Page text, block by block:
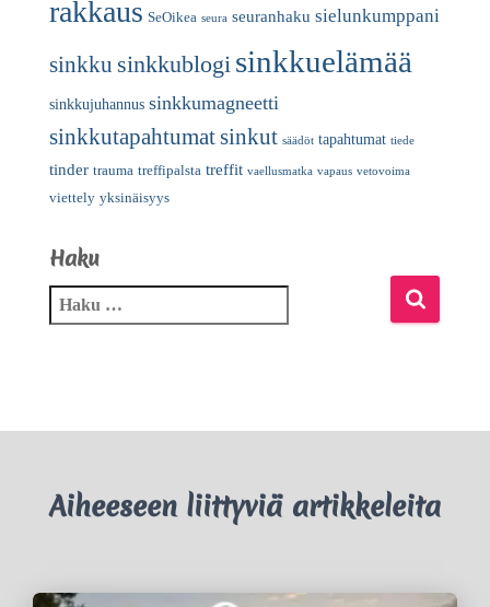
rakkaus SeOikea seura seuranhaku sielunkumppani
sinkku sinkkublogi sinkkuelämää
sinkkujuhannus sinkkumagneetti
sinkkutapahtumatsinkut säädöt tapahtumat tiede
tinder trauma treffipalsta treffit vaellusmatka vapaus vetovoima
viettely yksinäisyys
Haku
Aiheeseen liittyviä artikkeleita